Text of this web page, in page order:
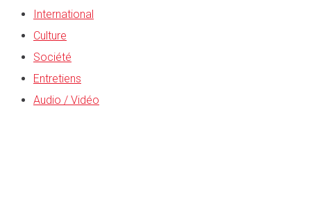
International
Culture
Société
Entretiens
Audio / Vidéo